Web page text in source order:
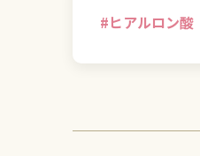
#ヒアルロン酸